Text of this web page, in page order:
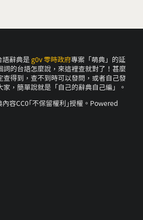
語辭典是 g0v 零時政府專案「萌典」的延
詞的台語怎麼說，來這裡查就對了！甚麼
查得到，查不到時可以發問，或者自己發
家，簡單說就是「自己的辭典自己編」。
容CC0｢不保留權利｣授權。Powered